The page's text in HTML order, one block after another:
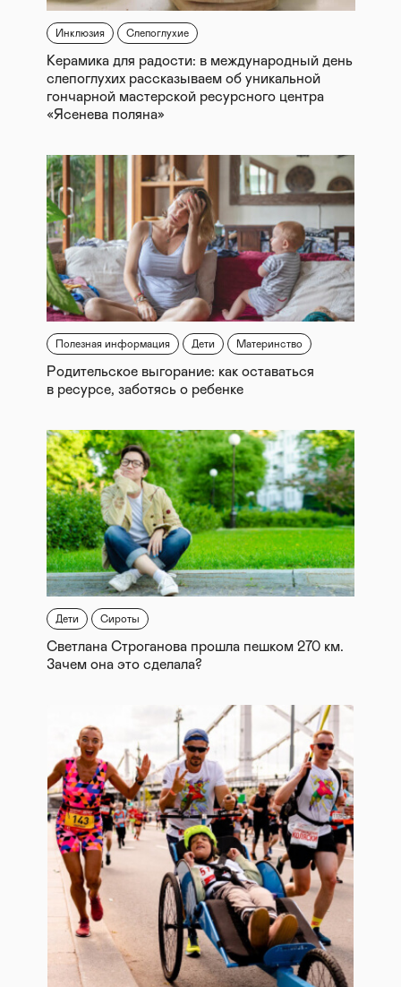
Инклюзия Слепоглухие
Керамика для радости: в международный день
слепоглухих рассказываем об уникальной
гончарной мастерской ресурсного центра
«Ясенева поляна»
Полезная информация Дети Материнство
Родительское выгорание: как оставаться
в ресурсе, заботясь о ребенке
Дети Сироты
Светлана Строганова прошла пешком 270 км.
Зачем она это сделала?